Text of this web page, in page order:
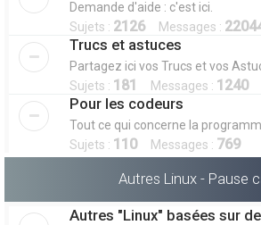
Demande d'aide : c'est ici.
Sujets : 2126Messages :
Trucs et astuces
Partagez ici vos Trucs et vos
Sujets : 181 Messages : 1240
Pour les codeurs
Tout ce qui concerne la
Sujets : 110Messages : 769
Autres Linux - Pause
Autres "Linux" basées sur